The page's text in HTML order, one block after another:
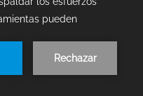
descuentos
+ concierto.